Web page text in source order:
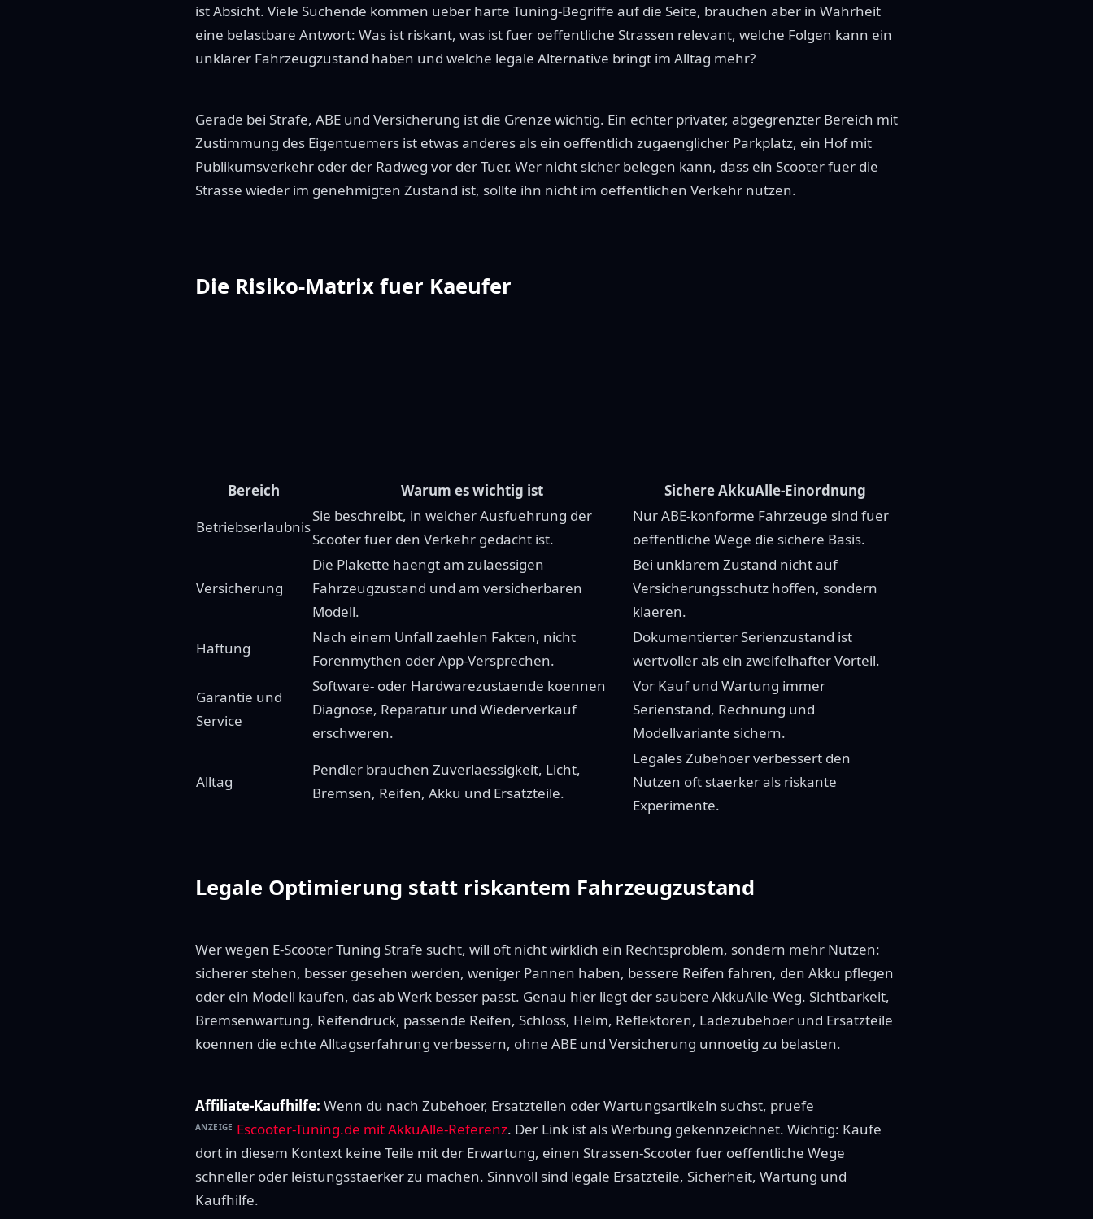
ist Absicht. Viele Suchende kommen ueber harte Tuning-Begriffe auf die Seite, brauchen aber in Wahrheit
eine belastbare Antwort: Was ist riskant, was ist fuer oeffentliche Strassen relevant, welche Folgen kann ein
unklarer Fahrzeugzustand haben und welche legale Alternative bringt im Alltag mehr?
Gerade bei Strafe, ABE und Versicherung ist die Grenze wichtig. Ein echter privater, abgegrenzter Bereich mit
Zustimmung des Eigentuemers ist etwas anderes als ein oeffentlich zugaenglicher Parkplatz, ein Hof mit
Publikumsverkehr oder der Radweg vor der Tuer. Wer nicht sicher belegen kann, dass ein Scooter fuer die
Strasse wieder im genehmigten Zustand ist, sollte ihn nicht im oeffentlichen Verkehr nutzen.
Die Risiko-Matrix fuer Kaeufer
Bereich Warum es wichtig ist
Sichere AkkuAlle-Einordnung
Betriebserlaubnis
Sie beschreibt, in welcher Ausfuehrung der
Scooter fuer den Verkehr gedacht ist.
Nur ABE-konforme Fahrzeuge sind fuer
oeffentliche Wege die sichere Basis.
Versicherung
Die Plakette haengt am zulaessigen
Fahrzeugzustand und am versicherbaren
Modell.
Bei unklarem Zustand nicht auf
Versicherungsschutz hoffen, sondern
klaeren.
Haftung
Nach einem Unfall zaehlen Fakten, nicht
Forenmythen oder App-Versprechen.
Dokumentierter Serienzustand ist
wertvoller als ein zweifelhafter Vorteil.
Garantie und
Service
Software- oder Hardwarezustaende koennen
Diagnose, Reparatur und Wiederverkauf
erschweren.
Vor Kauf und Wartung immer
Serienstand, Rechnung und
Modellvariante sichern.
Alltag
Pendler brauchen Zuverlaessigkeit, Licht,
Bremsen, Reifen, Akku und Ersatzteile.
Legales Zubehoer verbessert den
Nutzen oft staerker als riskante
Experimente.
Legale Optimierung statt riskantem Fahrzeugzustand
Wer wegen E-Scooter Tuning Strafe sucht, will oft nicht wirklich ein Rechtsproblem, sondern mehr Nutzen:
sicherer stehen, besser gesehen werden, weniger Pannen haben, bessere Reifen fahren, den Akku pflegen
oder ein Modell kaufen, das ab Werk besser passt. Genau hier liegt der saubere AkkuAlle-Weg. Sichtbarkeit,
Bremsenwartung, Reifendruck, passende Reifen, Schloss, Helm, Reflektoren, Ladezubehoer und Ersatzteile
koennen die echte Alltagserfahrung verbessern, ohne ABE und Versicherung unnoetig zu belasten.
Affiliate-Kaufhilfe: Wenn du nach Zubehoer, Ersatzteilen oder Wartungsartikeln suchst, pruefe
ANZEIGE Escooter-Tuning.de mit AkkuAlle-Referenz. Der Link ist als Werbung gekennzeichnet. Wichtig: Kaufe
dort in diesem Kontext keine Teile mit der Erwartung, einen Strassen-Scooter fuer oeffentliche Wege
schneller oder leistungsstaerker zu machen. Sinnvoll sind legale Ersatzteile, Sicherheit, Wartung und
Kaufhilfe.